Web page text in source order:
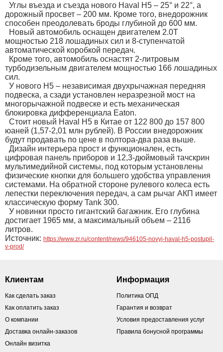
Углы въезда и съезда нового Haval H5 – 25° и 22°, а
дорожный просвет – 200 мм. Кроме того, внедорожник
способен преодолевать броды глубиной до 600 мм.
Новый автомобиль оснащен двигателем 2.0T
мощностью 218 лошадиных сил и 8-ступенчатой
автоматической коробкой передач.
Кроме того, автомобиль оснастят 2-литровым
турбодизельным двигателем мощностью 166 лошадиных
сил.
У нового Н5 – независимая двухрычажная передняя
подвеска, а сзади установлен неразрезной мост на
многорычажной подвеске и есть механическая
блокировка дифференциала Eaton.
Стоит новый Haval H5 в Китае от 122 800 до 157 800
юаней (1,57-2,01 млн рублей). В России внедорожник
будут продавать по цене в полтора-два раза выше.
Дизайн интерьера прост и функционален, есть
цифровая панель приборов и 12,3-дюймовый тачскрин
мультимедийной системы, под которым установлены
физические кнопки для большего удобства управления
системами. На обратной стороне рулевого колеса есть
лепестки переключения передач, а сам рычаг АКП имеет
классическую форму Tank 300.
У новинки просто гигантский багажник. Его глубина
достигает 1965 мм, а максимальный объем – 2116
литров.
Источник: https://www.zr.ru/content/news/946105-novyj-haval-h5-postupil-
v-prod/
Клиентам
Как сделать заказ
Как оплатить заказ
О компании
Доставка онлайн-заказов
Онлайн визитка
Информация
Политика ОПД
Гарантия и возврат
Условия предоставления услуг
Правила бонусной программы